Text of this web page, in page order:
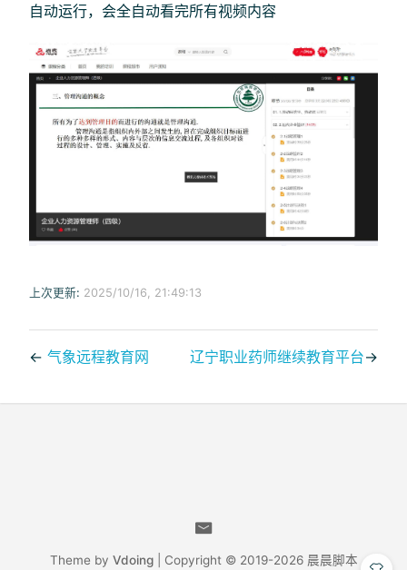
自动运行，会全自动看完所有视频内容
上次更新: 2025/10/16, 21:49:13
← 气象远程教育网 辽宁职业药师继续教育平台→
Theme by Vdoing| Copyright © 2019-2026 晨晨脚本